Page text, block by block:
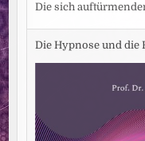
Die sich
Die Hypnose und die